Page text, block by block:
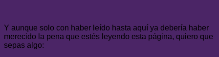
Y aunque solo con haber leído hasta aquí ya debería haber
merecido la pena que estés leyendo esta página, quiero que
sepas algo: